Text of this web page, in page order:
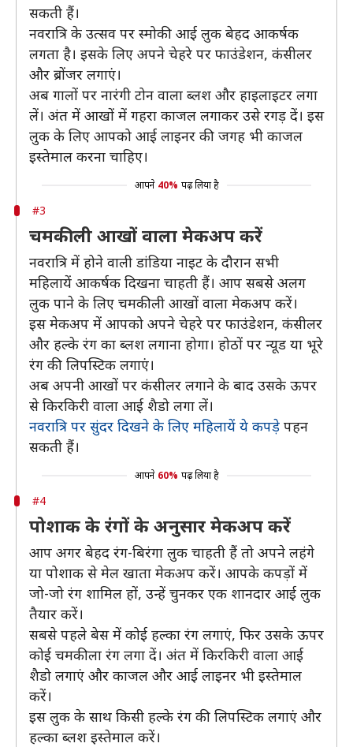
सकती हैं।
नवरात्रि के उत्सव पर स्मोकी आई लुक बेहद आकर्षक
लगता है। इसके लिए अपने चेहरे पर फाउंडेशन, कंसीलर
और ब्रोंजर लगाएं।
अब गालों पर नारंगी टोन वाला ब्लश और हाइलाइटर लगा
लें। अंत में आखों में गहरा काजल लगाकर उसे रगड़ दें। इस
लुक के लिए आपको आई लाइनर की जगह भी काजल
इस्तेमाल करना चाहिए।
आपने 40% पढ़ लिया है
#3
चमकीली आखों वाला मेकअप करें
नवरात्रि में होने वाली डांडिया नाइट के दौरान सभी
महिलायें आकर्षक दिखना चाहती हैं। आप सबसे अलग
लुक पाने के लिए चमकीली आखों वाला मेकअप करें।
इस मेकअप में आपको अपने चेहरे पर फाउंडेशन, कंसीलर
और हल्के रंग का ब्लश लगाना होगा। होठों पर न्यूड या भूरे
रंग की लिपस्टिक लगाएं।
अब अपनी आखों पर कंसीलर लगाने के बाद उसके ऊपर
से किरकिरी वाला आई शैडो लगा लें।
नवरात्रि पर सुंदर दिखने के लिए महिलायें ये कपड़े पहन
सकती हैं।
आपने 60% पढ़ लिया है
#4
पोशाक के रंगों के अनुसार मेकअप करें
आप अगर बेहद रंग-बिरंगा लुक चाहती हैं तो अपने लहंगे
या पोशाक से मेल खाता मेकअप करें। आपके कपड़ों में
जो-जो रंग शामिल हों, उन्हें चुनकर एक शानदार आई लुक
तैयार करें।
सबसे पहले बेस में कोई हल्का रंग लगाएं, फिर उसके ऊपर
कोई चमकीला रंग लगा दें। अंत में किरकिरी वाला आई
शैडो लगाएं और काजल और आई लाइनर भी इस्तेमाल
करें।
इस लुक के साथ किसी हल्के रंग की लिपस्टिक लगाएं और
हल्का ब्लश इस्तेमाल करें।